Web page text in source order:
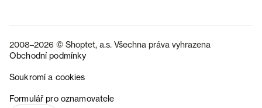
2008–2026 © Shoptet, a.s. Všechna práva vyhrazena
Obchodní podmínky
Soukromí a cookies
Formulář pro oznamovatele